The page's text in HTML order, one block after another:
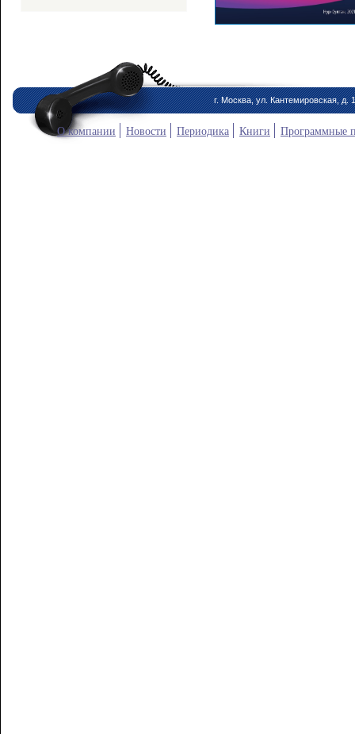
г. Москва, ул. Кантемировская, д.
О компании Новости Периодика Книги Программные